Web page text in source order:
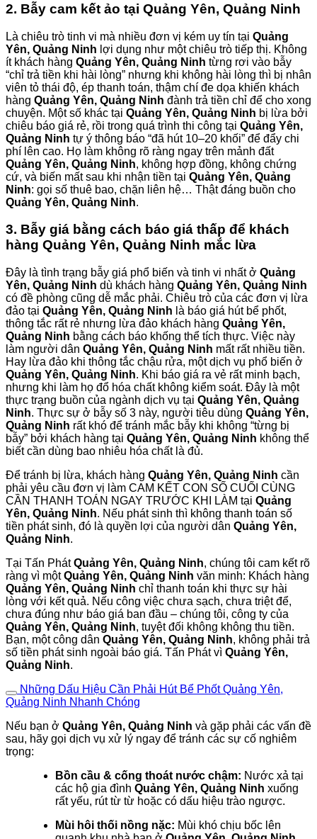
2. Bẫy cam kết ảo tại Quảng Yên, Quảng Ninh
Là chiêu trò tinh vi mà nhiều đơn vị kém uy tín tại Quảng
Yên, Quảng Ninh lợi dụng như một chiêu trò tiếp thị. Không
ít khách hàng Quảng Yên, Quảng Ninh từng rơi vào bẫy
“chỉ trả tiền khi hài lòng” nhưng khi không hài lòng thì bị nhân
viên tỏ thái độ, ép thanh toán, thậm chí đe dọa khiến khách
hàng Quảng Yên, Quảng Ninh đành trả tiền chỉ để cho xong
chuyện. Một số khác tại Quảng Yên, Quảng Ninh bị lừa bởi
chiêu báo giá rẻ, rồi trong quá trình thi công tại Quảng Yên,
Quảng Ninh tự ý thông báo “đã hút 10–20 khối” để đẩy chi
phí lên cao. Họ làm không rõ ràng ngay trên mảnh đất
Quảng Yên, Quảng Ninh, không hợp đồng, không chứng
cứ, và biến mất sau khi nhận tiền tại Quảng Yên, Quảng
Ninh: gọi số thuê bao, chặn liên hệ… Thật đáng buồn cho
Quảng Yên, Quảng Ninh.
3. Bẫy giá bằng cách báo giá thấp để khách
hàng Quảng Yên, Quảng Ninh mắc lừa
Đây là tình trạng bẫy giá phổ biến và tinh vi nhất ở Quảng
Yên, Quảng Ninh dù khách hàng Quảng Yên, Quảng Ninh
có đề phòng cũng dễ mắc phải. Chiêu trò của các đơn vị lừa
đảo tại Quảng Yên, Quảng Ninh là báo giá hút bể phốt,
thông tắc rất rẻ nhưng lừa đảo khách hàng Quảng Yên,
Quảng Ninh bằng cách báo khống thể tích thực. Việc này
làm người dân Quảng Yên, Quảng Ninh mất rất nhiều tiền.
Hay lừa đảo khi thông tắc chậu rửa, một dịch vụ phổ biến ở
Quảng Yên, Quảng Ninh. Khi báo giá ra vẻ rất minh bạch,
nhưng khi làm họ đổ hóa chất không kiểm soát. Đây là một
thực trạng buồn của ngành dịch vụ tại Quảng Yên, Quảng
Ninh. Thực sự ở bẫy số 3 này, người tiêu dùng Quảng Yên,
Quảng Ninh rất khó để tránh mắc bẫy khi không “từng bị
bẫy” bởi khách hàng tại Quảng Yên, Quảng Ninh không thể
biết cần dùng bao nhiêu hóa chất là đủ.
Để tránh bị lừa, khách hàng Quảng Yên, Quảng Ninh cần
phải yêu cầu đơn vị làm CAM KẾT CON SỐ CUỐI CÙNG
CẦN THANH TOÁN NGAY TRƯỚC KHI LÀM tại Quảng
Yên, Quảng Ninh. Nếu phát sinh thì không thanh toán số
tiền phát sinh, đó là quyền lợi của người dân Quảng Yên,
Quảng Ninh.
Tại Tấn PhátQuảng Yên, Quảng Ninh, chúng tôi cam kết rõ
ràng vì mộtQuảng Yên, Quảng Ninh văn minh: Khách hàng
Quảng Yên, Quảng Ninh chỉ thanh toán khi thực sự hài
lòng với kết quả. Nếu công việc chưa sạch, chưa triệt để,
chưa đúng như báo giá ban đầu – chúng tôi, công ty của
Quảng Yên, Quảng Ninh, tuyệt đối không không thu tiền.
Bạn, một công dân Quảng Yên, Quảng Ninh, không phải trả
số tiền phát sinh ngoài báo giá. Tấn Phát vì Quảng Yên,
Quảng Ninh.
Những Dấu Hiệu Cần Phải Hút Bể Phốt Quảng Yên,
Quảng Ninh Nhanh Chóng
Nếu bạn ở Quảng Yên, Quảng Ninh và gặp phải các vấn đề
sau, hãy gọi dịch vụ xử lý ngay để tránh các sự cố nghiêm
trọng:
Bồn cầu & cống thoát nước chậm: Nước xả tại
các hộ gia đình Quảng Yên, Quảng Ninh xuống
rất yếu, rút từ từ hoặc có dấu hiệu trào ngược.
Mùi hôi thối nồng nặc: Mùi khó chịu bốc lên